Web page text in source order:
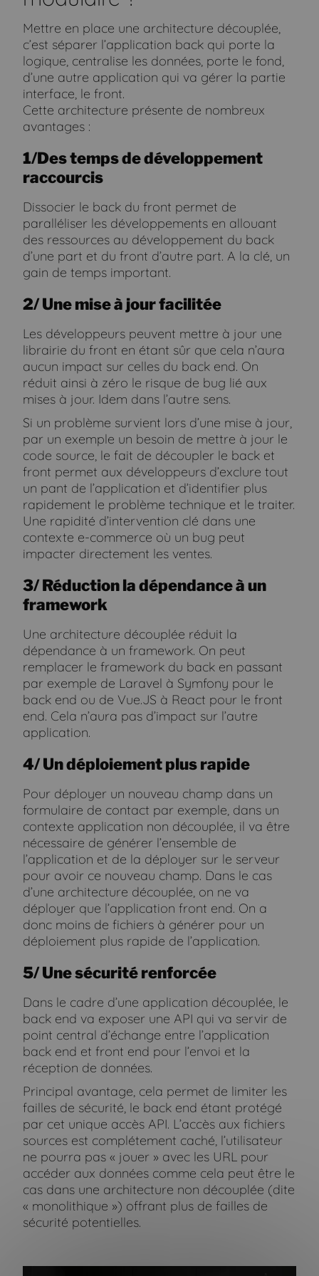
Mettre en place une architecture découplée,
c’est séparer l’application back qui porte la
logique, centralise les données, porte le fond,
d’une autre application qui va gérer la partie
interface, le front.
Cette architecture présente de nombreux
avantages :
1/Des temps de développement
raccourcis
Dissocier le back du front permet de
paralléliser les développements en allouant
des ressources au développement du back
d’une part et du front d’autre part. A la clé, un
gain de temps important.
2/ Une mise à jour facilitée
Les développeurs peuvent mettre à jour une
librairie du front en étant sûr que cela n’aura
aucun impact sur celles du back end. On
réduit ainsi à zéro le risque de bug lié aux
mises à jour. Idem dans l’autre sens.
Si un problème survient lors d’une mise à jour,
par un exemple un besoin de mettre à jour le
code source, le fait de découpler le back et
front permet aux développeurs d’exclure tout
un pant de l’application et d’identifier plus
rapidement le problème technique et le traiter.
Une rapidité d’intervention clé dans une
contexte e-commerce où un bug peut
impacter directement les ventes.
3/ Réduction la dépendance à un
framework
Une architecture découplée réduit la
dépendance à un framework. On peut
remplacer le framework du back en passant
par exemple de Laravel à Symfony pour le
back end ou de Vue.JS à React pour le front
end. Cela n’aura pas d’impact sur l’autre
application.
4/ Un déploiement plus rapide
Pour déployer un nouveau champ dans un
formulaire de contact par exemple, dans un
contexte application non découplée, il va être
nécessaire de générer l’ensemble de
l’application et de la déployer sur le serveur
pour avoir ce nouveau champ. Dans le cas
d’une architecture découplée, on ne va
déployer que l’application front end. On a
donc moins de fichiers à générer pour un
déploiement plus rapide de l’application.
5/ Une sécurité renforcée
Dans le cadre d’une application découplée, le
back end va exposer une API qui va servir de
point central d’échange entre l’application
back end et front end pour l’envoi et la
réception de données.
Principal avantage, cela permet de limiter les
failles de sécurité, le back end étant protégé
par cet unique accès API. L’accès aux fichiers
sources est complétement caché, l’utilisateur
ne pourra pas « jouer » avec les URL pour
accéder aux données comme cela peut être le
cas dans une architecture non découplée (dite
« monolithique ») offrant plus de failles de
sécurité potentielles.